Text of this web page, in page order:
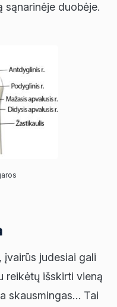
duobėje.
įvairūs judesiai gali
reikėtų išskirti vieną
skausmingas… Tai